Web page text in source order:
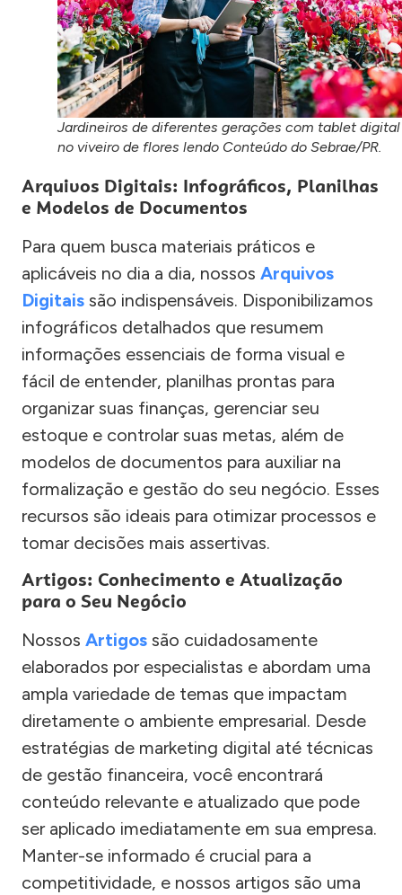
Jardineiros de diferentes gerações com tablet digital
no viveiro de flores lendo Conteúdo do Sebrae/PR.
Arquivos Digitais: Infográficos, Planilhas
e Modelos de Documentos
Para quem busca materiais práticos e
aplicáveis no dia a dia, nossos Arquivos
Digitais são indispensáveis. Disponibilizamos
infográficos detalhados que resumem
informações essenciais de forma visual e
fácil de entender, planilhas prontas para
organizar suas finanças, gerenciar seu
estoque e controlar suas metas, além de
modelos de documentos para auxiliar na
formalização e gestão do seu negócio. Esses
recursos são ideais para otimizar processos e
tomar decisões mais assertivas.
Artigos: Conhecimento e Atualização
para o Seu Negócio
Nossos Artigos são cuidadosamente
elaborados por especialistas e abordam uma
ampla variedade de temas que impactam
diretamente o ambiente empresarial. Desde
estratégias de marketing digital até técnicas
de gestão financeira, você encontrará
conteúdo relevante e atualizado que pode
ser aplicado imediatamente em sua empresa.
Manter-se informado é crucial para a
competitividade, e nossos artigos são uma